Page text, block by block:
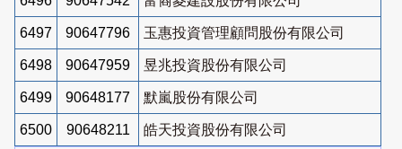
6497 90647796 玉惠投資管理顧問股份有限公司
6498 90647959 昱兆投資股份有限公司
6499 90648177 默嵐股份有限公司
6500 90648211
皓天投資股份有限公司